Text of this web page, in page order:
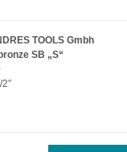
TOOLS Gmbh
SB „S“